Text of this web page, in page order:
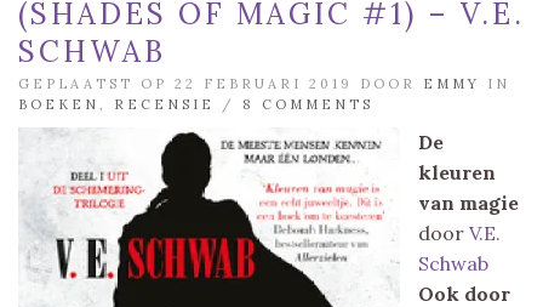
(SHADES OF MAGIC #1) – V.E.
SCHWAB
GEPLAATST OP 22 FEBRUARI 2019 DOOR EMMY
IN
BOEKEN
RECENSIE / 8 COMMENTS
De
kleuren
van magie
door V.E.
Schwab
Ook door